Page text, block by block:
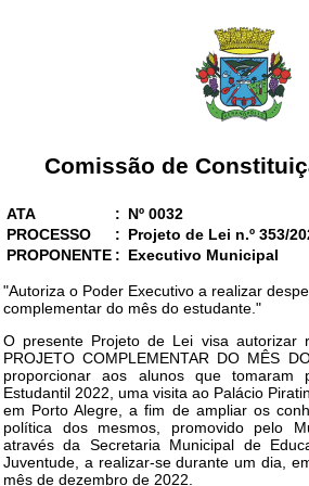
Comissão de
ATA : Nº 0032
PROCESSO
: Projeto de Lei n.º 353/
PROPONENTE : Executivo Municipal
"Autoriza o Poder Executivo a realizar
complementar do mês do estudante."
O presente Projeto de Lei visa autorizar
PROJETO COMPLEMENTAR DO MÊS
proporcionar aos alunos que tomaram
Estudantil 2022, uma visita ao Palácio
em Porto Alegre, a fim de ampliar os
política dos mesmos, promovido pelo
através da Secretaria Municipal de
Juventude, a realizar-se durante um dia,
mês de dezembro de 2022.